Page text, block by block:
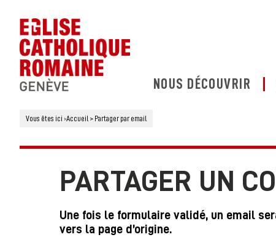
NOUS DÉCOUVRIR
Vous êtes ici ›Accueil > Partager par email
PARTAGER UN
Une fois le formulaire validé, un email
vers la page d’origine.